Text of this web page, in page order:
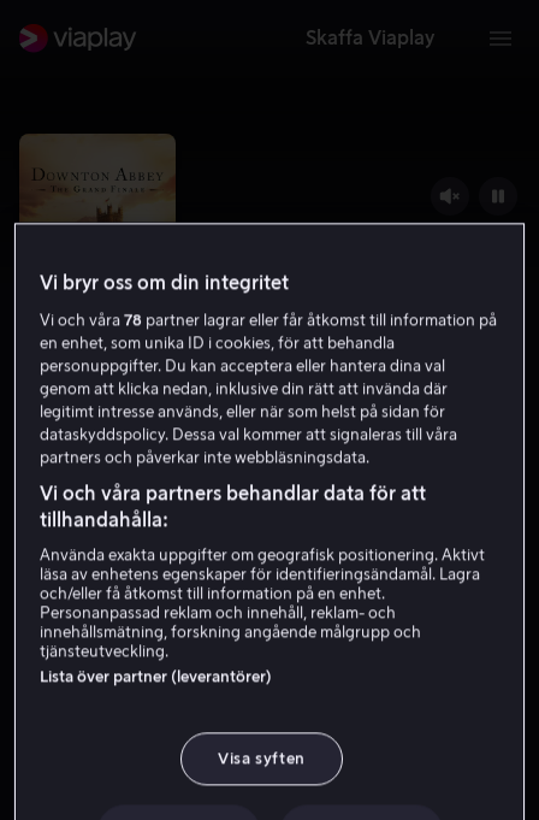
Skaffa Viaplay
Downton Abbey: The Grand Finale
HD
Hyr 59 kr
Köp10979 kr
Originalpris
109
Se trailer
Det är dags att ta farväl… När Mary hamnar mitt i en
Det är dags att ta farväl… När Mary hamnar mitt i en
Vi bryr oss om din integritet
Vi och våra78 partner lagrar eller får åtkomst till information på
en enhet, som unika ID i cookies, för att behandla
personuppgifter. Du kan acceptera eller hantera dina val
genom att klicka nedan, inklusive din rätt att invända där
legitimt intresse används, eller när som helst på sidan för
dataskyddspolicy. Dessa val kommer att signaleras till våra
partners och påverkar inte webbläsningsdata.
Vi och våra partners behandlar data för att
tillhandahålla:
Använda exakta uppgifter om geografisk positionering. Aktivt
läsa av enhetens egenskaper för identifieringsändamål. Lagra
och/eller få åtkomst till information på en enhet.
Personanpassad reklam och innehåll, reklam- och
innehållsmätning, forskning angående målgrupp och
tjänsteutveckling.
Lista över partner (leverantörer)
Visa syften